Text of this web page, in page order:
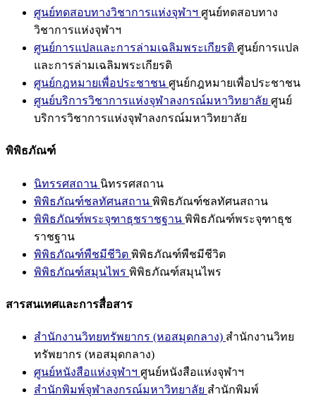
ศูนย์ทดสอบทางวิชาการแห่งจุฬาฯ ศูนย์ทดสอบทาง
วิชาการแห่งจุฬาฯ
ศูนย์การแปลและการล่ามเฉลิมพระเกียรติ ศูนย์การแปล
และการล่ามเฉลิมพระเกียรติ
ศูนย์กฎหมายเพื่อประชาชน ศูนย์กฎหมายเพื่อประชาชน
ศูนย์บริการวิชาการแห่งจุฬาลงกรณ์มหาวิทยาลัย ศูนย์
บริการวิชาการแห่งจุฬาลงกรณ์มหาวิทยาลัย
พิพิธภัณฑ์
นิทรรศสถาน นิทรรศสถาน
พิพิธภัณฑ์ชลทัศนสถาน พิพิธภัณฑ์ชลทัศนสถาน
พิพิธภัณฑ์พระจุฑาธุชราชฐาน พิพิธภัณฑ์พระจุฑาธุช
ราชฐาน
พิพิธภัณฑ์พืชมีชีวิต พิพิธภัณฑ์พืชมีชีวิต
พิพิธภัณฑ์สมุนไพร พิพิธภัณฑ์สมุนไพร
สารสนเทศและการสื่อสาร
สำนักงานวิทยทรัพยากร (หอสมุดกลาง) สำนักงานวิทย
ทรัพยากร (หอสมุดกลาง)
ศูนย์หนังสือแห่งจุฬาฯ ศูนย์หนังสือแห่งจุฬาฯ
สำนักพิมพ์จุฬาลงกรณ์มหาวิทยาลัย สำนักพิมพ์